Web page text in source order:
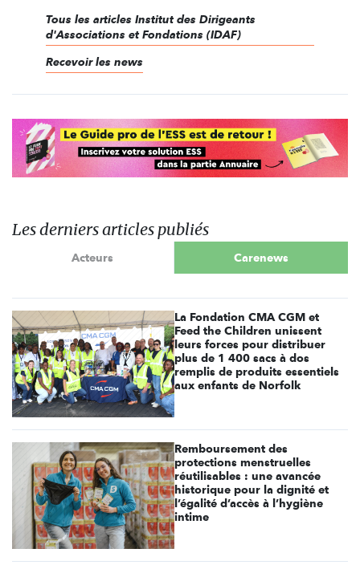
Tous les articles Institut des Dirigeants
d'Associations et Fondations (IDAF)
Recevoir les news
Les derniers articles publiés
Acteurs Carenews
La Fondation CMA CGM et
Feed the Children unissent
leurs forces pour distribuer
plus de 1 400 sacs à dos
remplis de produits essentiels
aux enfants de Norfolk
Remboursement des
protections menstruelles
réutilisables : une avancée
historique pour la dignité et
l’égalité d’accès à l’hygiène
intime